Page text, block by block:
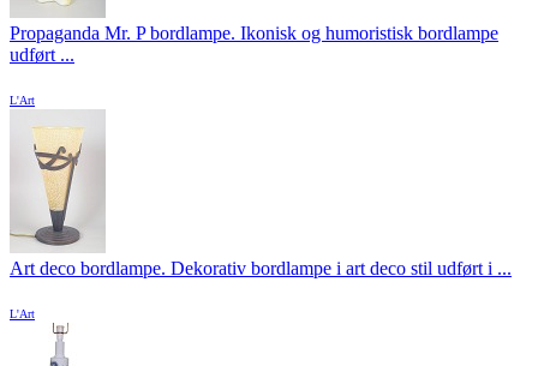
Propaganda Mr. P bordlampe. Ikonisk og humoristisk bordlampe
udført ...
L'Art
Art deco bordlampe. Dekorativ bordlampe i art deco stil udført i ...
L'Art